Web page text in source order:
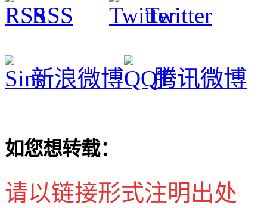
RSS Twitter
新浪微博 腾讯微博
如您想转载：
请以链接形式注明出处